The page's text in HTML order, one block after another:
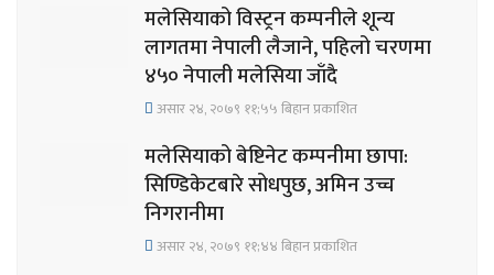
मलेसियाको विस्ट्रन कम्पनीले शून्य
लागतमा नेपाली लैजाने, पहिलो चरणमा
४५० नेपाली मलेसिया जाँदै
असार २४, २०७९ ११;५५ बिहान प्रकाशित
मलेसियाको बेष्टिनेट कम्पनीमा छापा:
सिण्डिकेटबारे सोधपुछ, अमिन उच्च
निगरानीमा
असार २४, २०७९ ११;४४ बिहान प्रकाशित